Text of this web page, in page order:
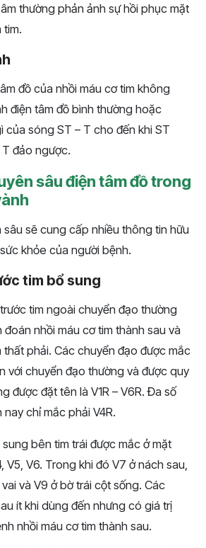
thường phản ảnh sự hồi phục mặt
tim.
đồ của nhồi máu cơ tim không
điện tâm đồ bình thường hoặc
của sóng ST – T cho đến khi ST
đảo ngược.
sâu điện tâm đồ trong
sẽ cung cấp nhiều thông tin hữu
khỏe của người bệnh.
tim bổ sung
tim ngoài chuyển đạo thường
nhồi máu cơ tim thành sau và
thất phải. Các chuyển đạo được mắc
với chuyển đạo thường và được quy
được đặt tên là V1R – V6R. Đa số
chỉ mắc phải V4R.
bên tim trái được mắc ở mặt
V5, V6. Trong khi đó V7 ở nách sau,
và V9 ở bờ trái cột sống. Các
ít khi dùng đến nhưng có giá trị
nhồi máu cơ tim thành sau.